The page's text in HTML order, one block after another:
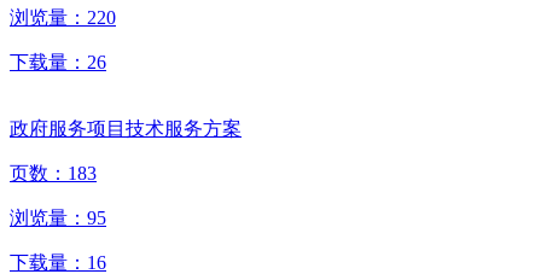
浏览量： 220
下载量： 26
政府服务项目技术服务方案
页数： 183
浏览量： 95
下载量： 16